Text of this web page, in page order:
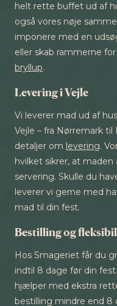
helt rette buffet ud af
også vores nøje
imponere med en
eller skab rammerne
bryllup.
Levering i Vejle
Vi leverer mad ud af
Vejle – fra Nørremark
detaljer om levering.
hvilket sikrer, at
servering. Skulle du
leverer vi gerne med
mad til din fest.
Bestilling og
Hos Smageriet får du
indtil 8 dage før din
hjælper med ekstra
bestilling mindre end